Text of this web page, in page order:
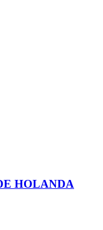
HOLANDA